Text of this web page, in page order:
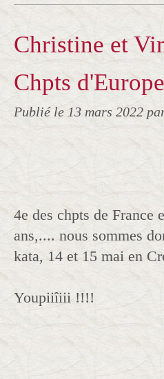
Christine et
Chpts
Publié le 13 mars 2022
4e des chpts de France
ans,.... nous sommes
kata, 14 et 15 mai en
Youpiiîiii !!!!